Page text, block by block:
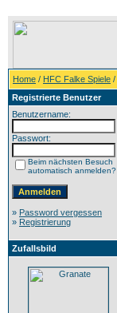
Home / HFC Falke Spiele /
Registrierte Benutzer
Benutzername:
Passwort:
Beim nächsten Besuch
automatisch anmelden?
» Password vergessen
» Registrierung
Zufallsbild